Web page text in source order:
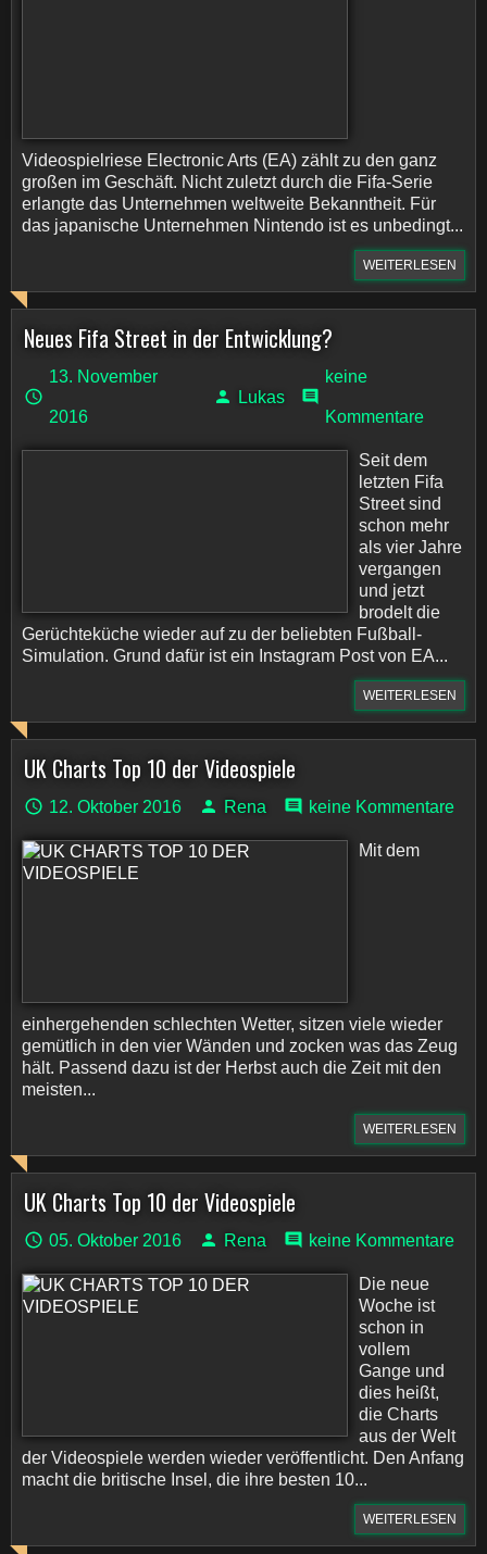
Videospielriese Electronic Arts (EA) zählt zu den ganz
großen im Geschäft. Nicht zuletzt durch die Fifa-Serie
erlangte das Unternehmen weltweite Bekanntheit. Für
das japanische Unternehmen Nintendo ist es unbedingt...
WEITERLESEN
Neues Fifa Street in der Entwicklung?
13. November
2016
Lukas
keine
Kommentare
Seit dem
letzten Fifa
Street sind
schon mehr
als vier Jahre
vergangen
und jetzt
brodelt die
Gerüchteküche wieder auf zu der beliebten Fußball-
Simulation. Grund dafür ist ein Instagram Post von EA...
WEITERLESEN
UK Charts Top 10 der Videospiele
12. Oktober 2016 Rena keine Kommentare
Mit dem
einhergehenden schlechten Wetter, sitzen viele wieder
gemütlich in den vier Wänden und zocken was das Zeug
hält. Passend dazu ist der Herbst auch die Zeit mit den
meisten...
WEITERLESEN
UK Charts Top 10 der Videospiele
05. Oktober 2016 Rena keine Kommentare
Die neue
Woche ist
schon in
vollem
Gange und
dies heißt,
die Charts
aus der Welt
der Videospiele werden wieder veröffentlicht. Den Anfang
macht die britische Insel, die ihre besten 10...
WEITERLESEN